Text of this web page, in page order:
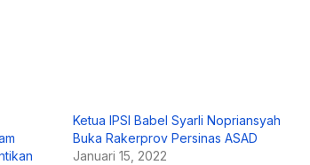
Ketua IPSI Babel Syarli Nopriansyah
Buka Rakerprov Persinas ASAD
Januari 15, 2022